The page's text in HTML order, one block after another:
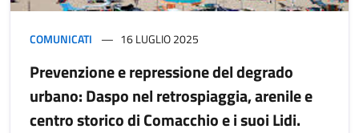
COMUNICATI 16 LUGLIO 2025
Prevenzione e repressione del degrado
urbano: Daspo nel retrospiaggia, arenile e
centro storico di Comacchio e i suoi Lidi.